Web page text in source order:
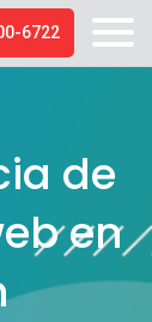
6722
de
en